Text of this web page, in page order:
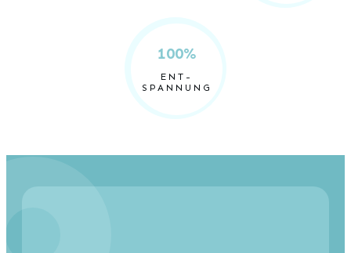
100%
ENT-
SPANNUNG